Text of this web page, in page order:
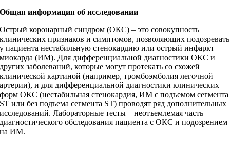
Общая информация об исследовании
Острый коронарный синдром (ОКС) – это совокупность
клинических признаков и симптомов, позволяющих подозревать
у пациента нестабильную стенокардию или острый инфаркт
миокарда (ИМ). Для дифференциальной диагностики ОКС и
других заболеваний, которые могут протекать со схожей
клинической картиной (например, тромбоэмболия легочной
артерии), и для дифференциальной диагностики клинических
форм ОКС (нестабильная стенокардия, ИМ с подъемом сегмента
ST или без подъема сегмента ST) проводят ряд дополнительных
исследований. Лабораторные тесты – неотъемлемая часть
диагностического обследования пациента с ОКС и подозрением
на ИМ.